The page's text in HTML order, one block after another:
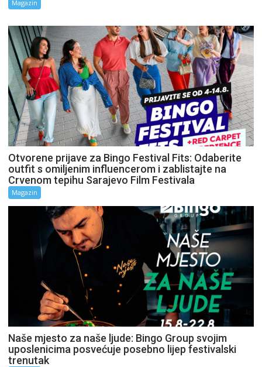
Magazin
Otvorene prijave za Bingo Festival Fits: Odaberite
outfit s omiljenim influencerom i zablistajte na
Crvenom tepihu Sarajevo Film Festivala
Magazin
Naše mjesto za naše ljude: Bingo Group svojim
uposlenicima posvećuje posebno lijep festivalski
trenutak